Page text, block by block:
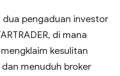
dua pengaduan investor
di mana
kesulitan
menuduh broker